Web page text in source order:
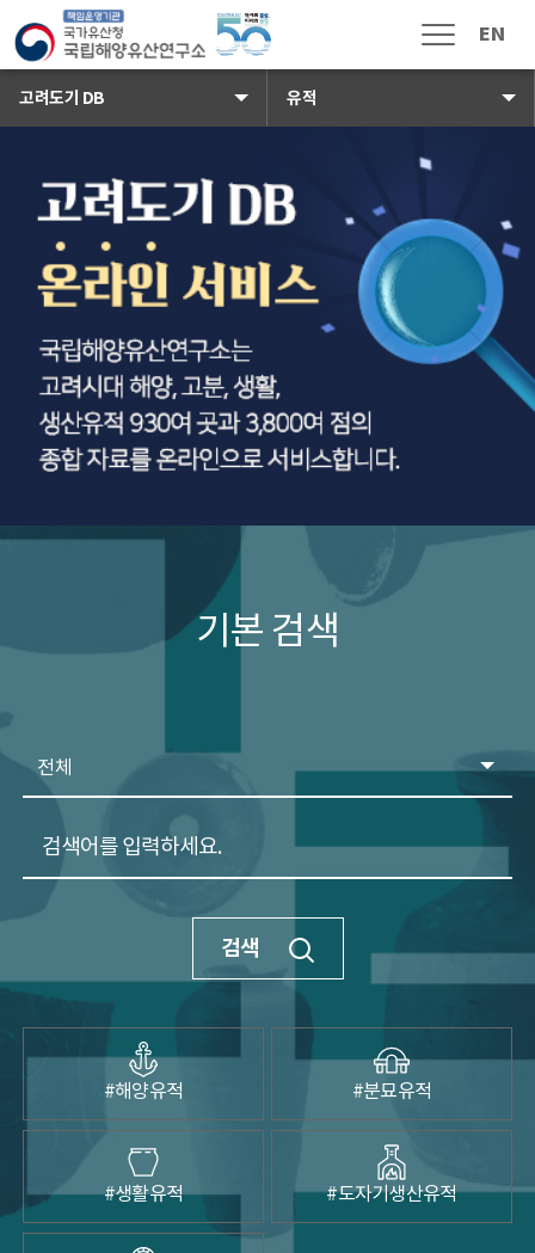
국가유산청 국립해양유산연구소 로
메뉴열림 EN
소식 · 참여
보도자료
채용공고
입찰공고
해풍지
수중유산 신고
국민신문고
자주하는 질문
인사말
역사
홍보
학술활동
수중유산 보존연구
전통선박 연구
해양역사문화 연구
교류협력
학술지 발간
고려도기 DB 유적
기본 검색 배경이미지
기본 검색
검색
#해양유적 #분묘유적
#생활유적 #도자기생산유적